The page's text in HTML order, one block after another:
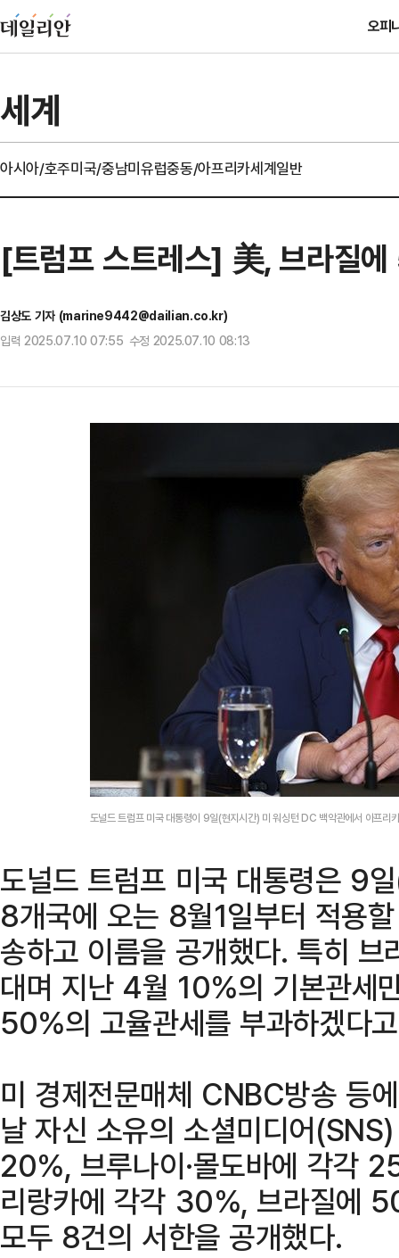
오피
세계
아시아/호주미국/중남미유럽중동/아프리카세계일반
[트럼프 스트레스] 美, 브라질
김상도 기자 (marine9442@dailian.co.kr)
입력 2025.07.10 07:55 수정 2025.07.10 08:13
도널드 트럼프 미국 대통령이 9일(현지시간) 미 워싱턴 DC 백악관에서 아프
도널드 트럼프 미국 대통령은 9
8개국에 오는 8월1일부터 적용
송하고 이름을 공개했다. 특히
대며 지난 4월 10%의 기본관세
50%의 고율관세를 부과하겠다
미 경제전문매체 CNBC방송 등
날 자신 소유의 소셜미디어
20%, 브루나이·몰도바에 각각
리랑카에 각각 30%, 브라질에
모두 8건의 서한을 공개했다.